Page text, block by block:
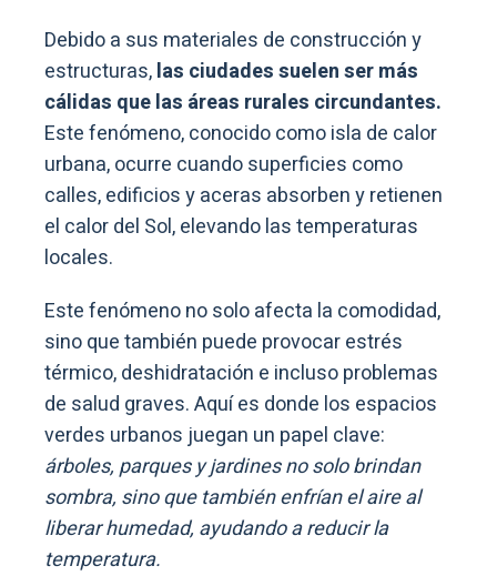
Debido a sus materiales de construcción y
estructuras,las ciudades suelen ser más
cálidas que las áreas rurales circundantes.
Este fenómeno, conocido como isla de calor
urbana, ocurre cuando superficies como
calles, edificios y aceras absorben y retienen
el calor del Sol, elevando las temperaturas
locales.
Este fenómeno no solo afecta la comodidad,
sino que también puede provocar estrés
térmico, deshidratación e incluso problemas
de salud graves. Aquí es donde los espacios
verdes urbanos juegan un papel clave:
árboles, parques y jardines no solo brindan
sombra, sino que también enfrían el aire al
liberar humedad, ayudando a reducir la
temperatura.